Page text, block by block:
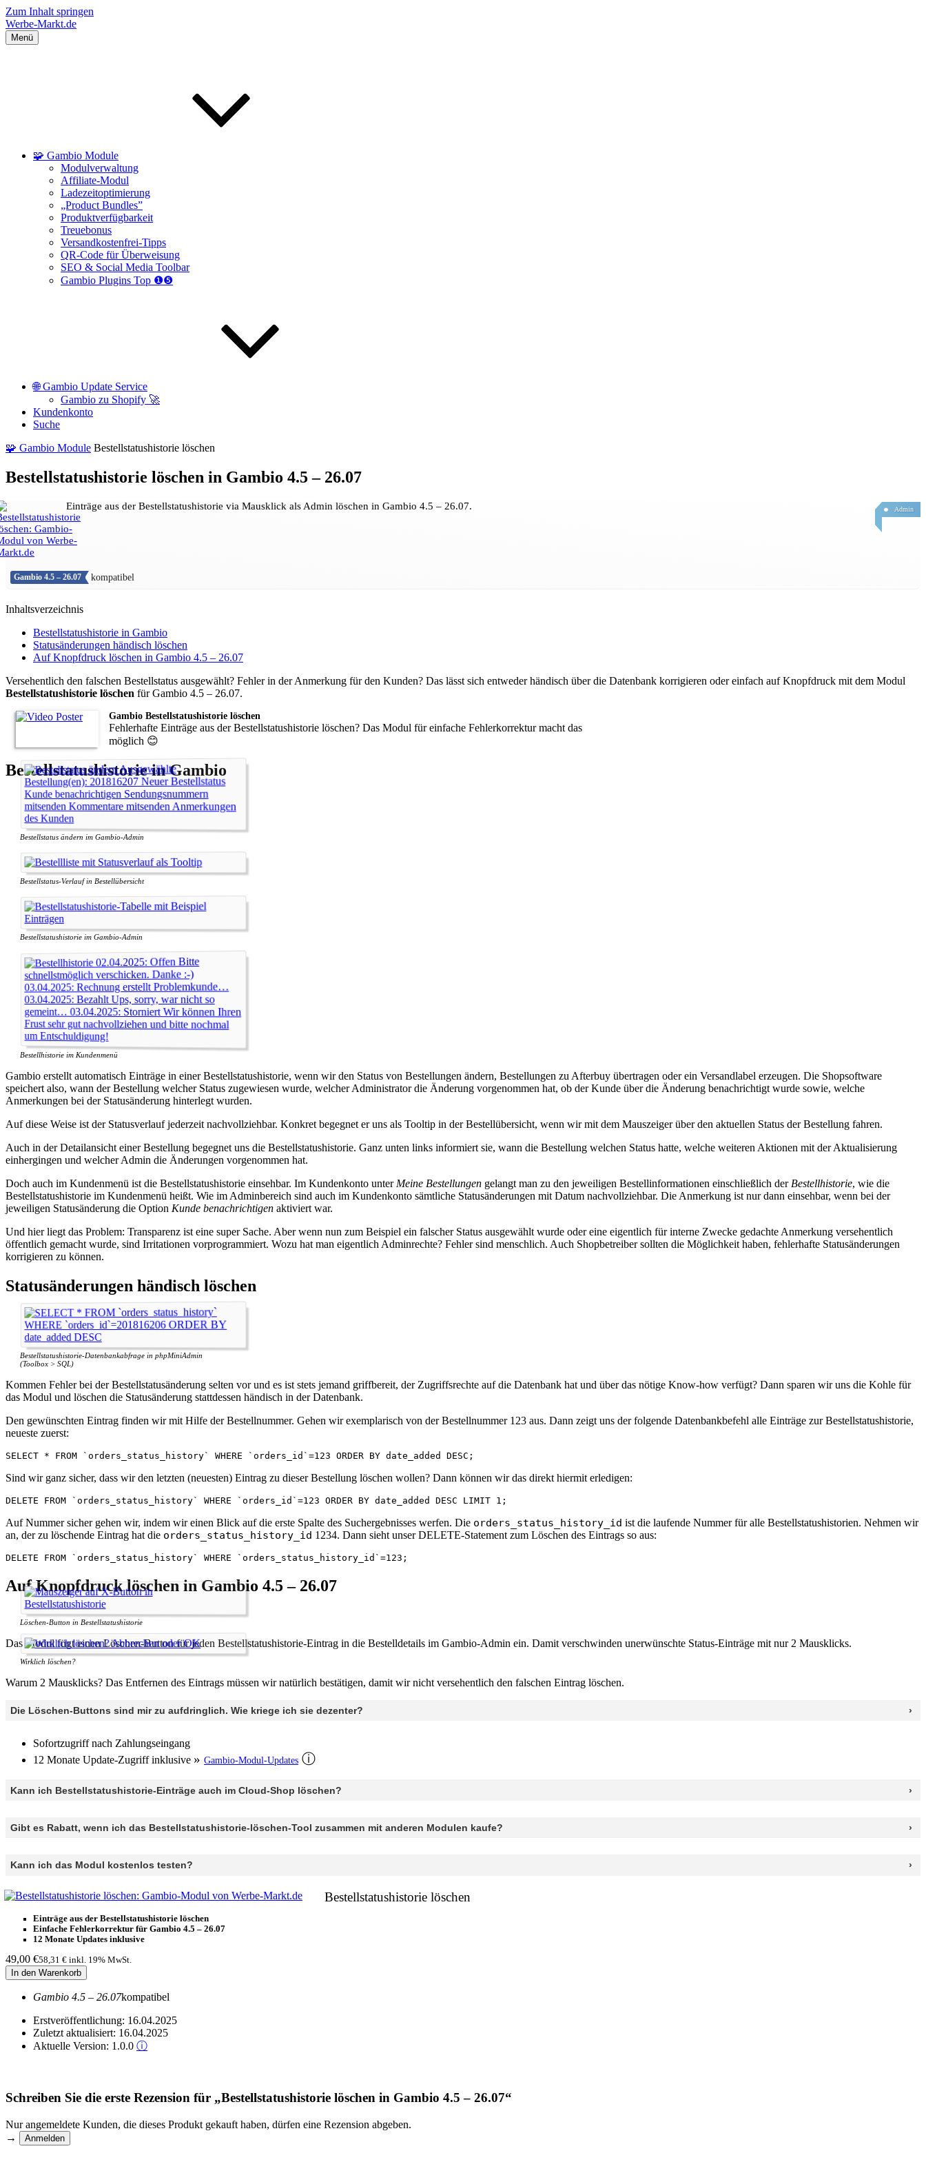
Zum Inhalt springen
Werbe-Markt.de
Menü
🧩 Gambio Module
Modulverwaltung
Affiliate-Modul
Ladezeitoptimierung
„Product Bundles”
Produktverfügbarkeit
Treuebonus
Versandkostenfrei-Tipps
QR-Code für Überweisung
SEO & Social Media Toolbar
Gambio Plugins Top ❶❺
🌐 Gambio Update Service
Gambio zu Shopify 🚀
Kundenkonto
Suche
🧩 Gambio Module Bestellstatushistorie löschen
Bestellstatushistorie löschen in Gambio 4.5 – 26.07
Einträge aus der Bestellstatushistorie via Mausklick als Admin löschen in Gambio 4.5 – 26.07. Admin
Gambio 4.5 – 26.07 kompatibel
Inhaltsverzeichnis
Bestellstatushistorie in Gambio
Statusänderungen händisch löschen
Auf Knopfdruck löschen in Gambio 4.5 – 26.07
Versehentlich den falschen Bestellstatus ausgewählt? Fehler in der Anmerkung für den Kunden? Das lässt sich entweder händisch über die Datenbank korrigieren oder einfach auf Knopfdruck mit dem Modul
Bestellstatushistorie löschen für Gambio 4.5 – 26.07.
Gambio Bestellstatushistorie löschen
Fehlerhafte Einträge aus der Bestellstatushistorie löschen? Das Modul für einfache Fehlerkorrektur macht das
möglich 😊
Bestellstatushistorie in Gambio
Bestellstatus ändern im Gambio-Admin
Bestellstatus-Verlauf in Bestellübersicht
Bestellstatushistorie im Gambio-Admin
Bestellhistorie im Kundenmenü
Gambio erstellt automatisch Einträge in einer Bestellstatushistorie, wenn wir den Status von Bestellungen ändern, Bestellungen zu Afterbuy übertragen oder ein Versandlabel erzeugen. Die Shopsoftware
speichert also, wann der Bestellung welcher Status zugewiesen wurde, welcher Administrator die Änderung vorgenommen hat, ob der Kunde über die Änderung benachrichtigt wurde sowie, welche
Anmerkungen bei der Statusänderung hinterlegt wurden.
Auf diese Weise ist der Statusverlauf jederzeit nachvollziehbar. Konkret begegnet er uns als Tooltip in der Bestellübersicht, wenn wir mit dem Mauszeiger über den aktuellen Status der Bestellung fahren.
Auch in der Detailansicht einer Bestellung begegnet uns die Bestellstatushistorie. Ganz unten links informiert sie, wann die Bestellung welchen Status hatte, welche weiteren Aktionen mit der Aktualisierung
einhergingen und welcher Admin die Änderungen vorgenommen hat.
Doch auch im Kundenmenü ist die Bestellstatushistorie einsehbar. Im Kundenkonto unter Meine Bestellungen gelangt man zu den jeweiligen Bestellinformationen einschließlich der Bestellhistorie, wie die
Bestellstatushistorie im Kundenmenü heißt. Wie im Adminbereich sind auch im Kundenkonto sämtliche Statusänderungen mit Datum nachvollziehbar. Die Anmerkung ist nur dann einsehbar, wenn bei der
jeweiligen Statusänderung die Option Kunde benachrichtigen aktiviert war.
Und hier liegt das Problem: Transparenz ist eine super Sache. Aber wenn nun zum Beispiel ein falscher Status ausgewählt wurde oder eine eigentlich für interne Zwecke gedachte Anmerkung versehentlich
öffentlich gemacht wurde, sind Irritationen vorprogrammiert. Wozu hat man eigentlich Adminrechte? Fehler sind menschlich. Auch Shopbetreiber sollten die Möglichkeit haben, fehlerhafte Statusänderungen
korrigieren zu können.
Statusänderungen händisch löschen
Bestellstatushistorie-Datenbankabfrage in phpMiniAdmin
(Toolbox > SQL)
Kommen Fehler bei der Bestellstatusänderung selten vor und es ist stets jemand griffbereit, der Zugriffsrechte auf die Datenbank hat und über das nötige Know-how verfügt? Dann sparen wir uns die Kohle für
das Modul und löschen die Statusänderung stattdessen händisch in der Datenbank.
Den gewünschten Eintrag finden wir mit Hilfe der Bestellnummer. Gehen wir exemplarisch von der Bestellnummer 123 aus. Dann zeigt uns der folgende Datenbankbefehl alle Einträge zur Bestellstatushistorie,
neueste zuerst:
SELECT * FROM `orders_status_history` WHERE `orders_id`=123 ORDER BY date_added DESC;
Sind wir ganz sicher, dass wir den letzten (neuesten) Eintrag zu dieser Bestellung löschen wollen? Dann können wir das direkt hiermit erledigen:
DELETE FROM `orders_status_history` WHERE `orders_id`=123 ORDER BY date_added DESC LIMIT 1;
Auf Nummer sicher gehen wir, indem wir einen Blick auf die erste Spalte des Suchergebnisses werfen. Die orders_status_history_id ist die laufende Nummer für alle Bestellstatushistorien. Nehmen wir
an, der zu löschende Eintrag hat die orders_status_history_id 1234. Dann sieht unser DELETE-Statement zum Löschen des Eintrags so aus:
DELETE FROM `orders_status_history` WHERE `orders_status_history_id`=123;
Auf Knopfdruck löschen in Gambio 4.5 – 26.07
Löschen-Button in Bestellstatushistorie
Das Modul fügt einen Löschen-Button für jeden Bestellstatushistorie-Eintrag in die Bestelldetails im Gambio-Admin ein. Damit verschwinden unerwünschte Status-Einträge mit nur 2 Mausklicks.
Wirklich löschen?
Warum 2 Mausklicks? Das Entfernen des Eintrags müssen wir natürlich bestätigen, damit wir nicht versehentlich den falschen Eintrag löschen.
Die Löschen-Buttons sind mir zu aufdringlich. Wie kriege ich sie dezenter?
Sofortzugriff nach Zahlungseingang
12 Monate Update-Zugriff inklusive
Gambio-Modul-Updates
Kann ich Bestellstatushistorie-Einträge auch im Cloud-Shop löschen?
Gibt es Rabatt, wenn ich das Bestellstatushistorie-löschen-Tool zusammen mit anderen Modulen kaufe?
Kann ich das Modul kostenlos testen?
Bestellstatushistorie löschen
Einträge aus der Bestellstatushistorie löschen
Einfache Fehlerkorrektur für Gambio 4.5 – 26.07
12 Monate Updates inklusive
49,00 €58,31 € inkl. 19% MwSt.
In den Warenkorb
Gambio 4.5 – 26.07kompatibel
Erstveröffentlichung: 16.04.2025
Zuletzt aktualisiert: 16.04.2025
Aktuelle Version: 1.0.0 ⓘ
Schreiben Sie die erste Rezension für „Bestellstatushistorie löschen in Gambio 4.5 – 26.07“
Nur angemeldete Kunden, die dieses Produkt gekauft haben, dürfen eine Rezension abgeben.
→
Anmelden